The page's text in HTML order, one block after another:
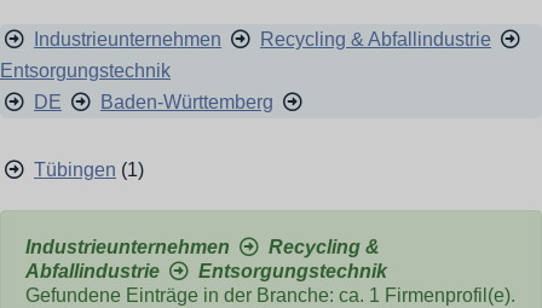
Industrieunternehmen
Recycling & Abfallindustrie
Entsorgungstechnik
DE
Baden-Württemberg
Tübingen (1)
Industrieunternehmen
Recycling &
Abfallindustrie
Entsorgungstechnik
Gefundene Einträge in der Branche: ca. 1 Firmenprofil(e).